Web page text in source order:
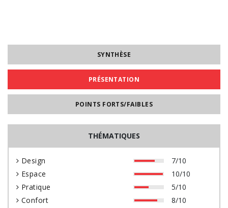
SYNTHÈSE
PRÉSENTATION
POINTS FORTS/FAIBLES
THÉMATIQUES
Design
7/10
Espace
10/10
Pratique
5/10
Confort
8/10